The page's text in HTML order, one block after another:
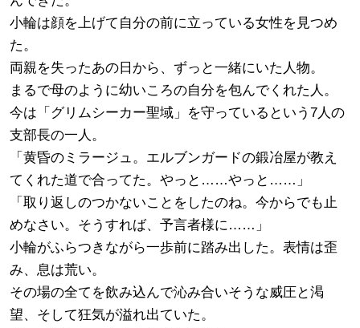
小輪は顔を上げて自分の前に立っている女性を見つめ
た。
両親を失ったあの日から、ずっと一緒にいた人物。
まるで母のように幼いころの自分を包んでくれた人。
今は「グリムシーカー聖域」を守っているという7人の
支部長の一人。
「黄昏のミラージュ。エルブンガードの鍛冶屋が教え
てくれた道で合ってた。やっと……やっと……」
「取り返しのつかないことをしたのね。今からでも止
めなさい。そうすれば、予言者様に……」
小輪がふらつきながら一歩前に踏み出した。表情は歪
み、息は荒い。
その場の全てを飲み込んで沁み合いそうな威圧と渇
望、そして狂気が溢れ出ていた。